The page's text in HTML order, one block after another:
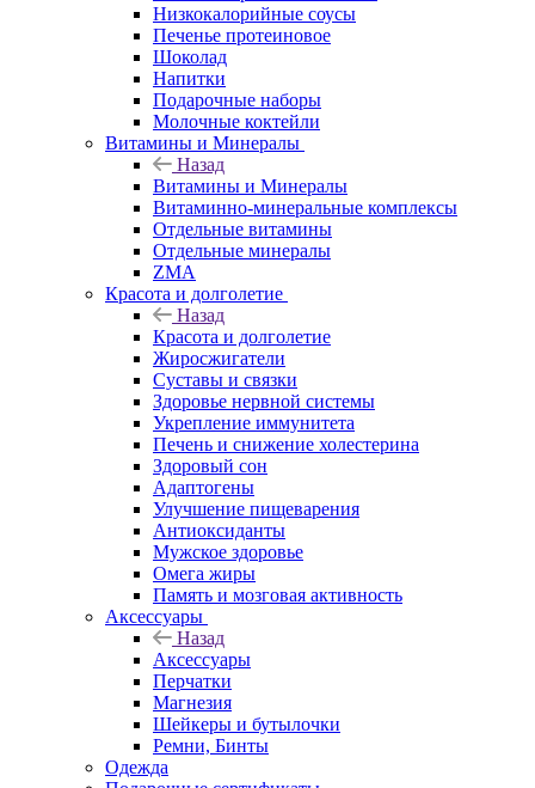
Низкокалорийные соусы
Печенье протеиновое
Шоколад
Напитки
Подарочные наборы
Молочные коктейли
Витамины и Минералы
Назад
Витамины и Минералы
Витаминно-минеральные комплексы
Отдельные витамины
Отдельные минералы
ZMA
Красота и долголетие
Назад
Красота и долголетие
Жиросжигатели
Суставы и связки
Здоровье нервной системы
Укрепление иммунитета
Печень и снижение холестерина
Здоровый сон
Адаптогены
Улучшение пищеварения
Антиоксиданты
Мужское здоровье
Омега жиры
Память и мозговая активность
Аксессуары
Назад
Аксессуары
Перчатки
Магнезия
Шейкеры и бутылочки
Ремни, Бинты
Одежда